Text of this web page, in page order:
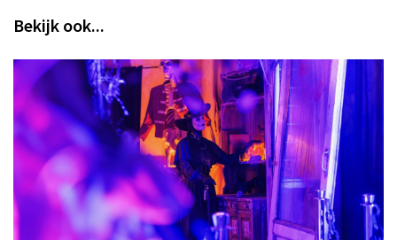
Bekijk ook...